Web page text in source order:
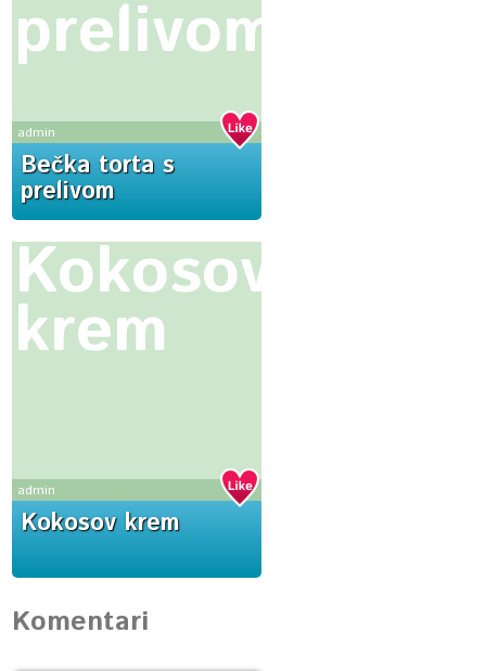
prelivom
admin
Bečka torta s
prelivom
Kokosov
krem
admin
Kokosov krem
Komentari